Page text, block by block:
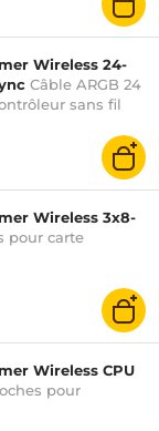
Wireless 24-
Câble ARGB 24
sans fil
Wireless 3x8-
pour carte
Wireless CPU
pour